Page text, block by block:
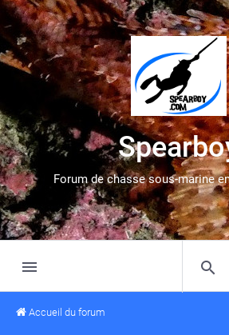
Forum de chasse sous-marine
Accueil du forum